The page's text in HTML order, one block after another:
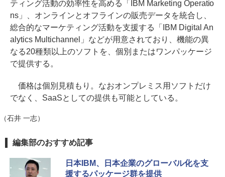
ティング活動の効率性を高める「IBM Marketing Operatio
ns」、オンラインとオフラインの販売データを統合し、
総合的なマーケティング活動を支援する「IBM Digital An
alytics Multichannel」などが用意されており、機能の異
なる20種類以上のソフトを、個別またはワンパッケージ
で提供する。
価格は個別見積もり。なおオンプレミス用ソフトだけ
でなく、SaaSとしての提供も可能としている。
（石井 一志）
編集部のおすすめ記事
日本IBM、日本企業のグローバル化を支
援するパッケージ群を提供